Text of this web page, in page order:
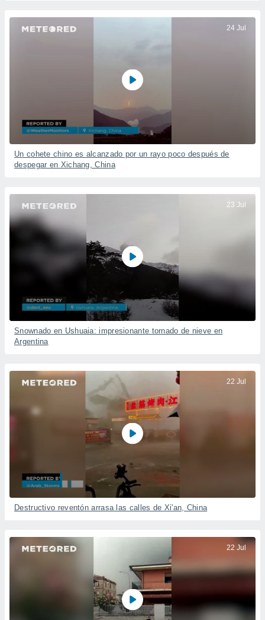
24 Jul
Un cohete chino es alcanzado por un rayo poco después de
despegar en Xichang, China
23 Jul
Snownado en Ushuaia: impresionante tornado de nieve en
Argentina
22 Jul
Destructivo reventón arrasa las calles de Xi'an, China
22 Jul